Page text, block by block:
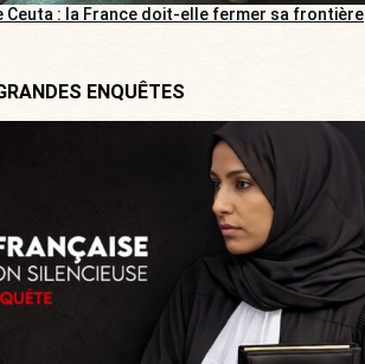
Ceuta : la France doit-elle fermer sa frontière
ENQUÊTES